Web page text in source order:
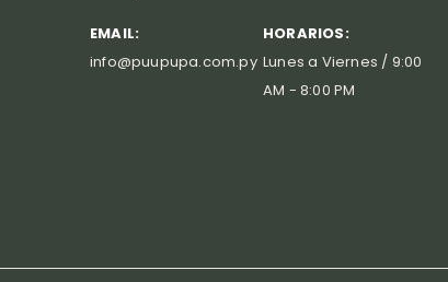
EMAIL:
info@puupupa.com.py
HORARIOS:
Lunes a Viernes / 9:00
AM - 8:00 PM